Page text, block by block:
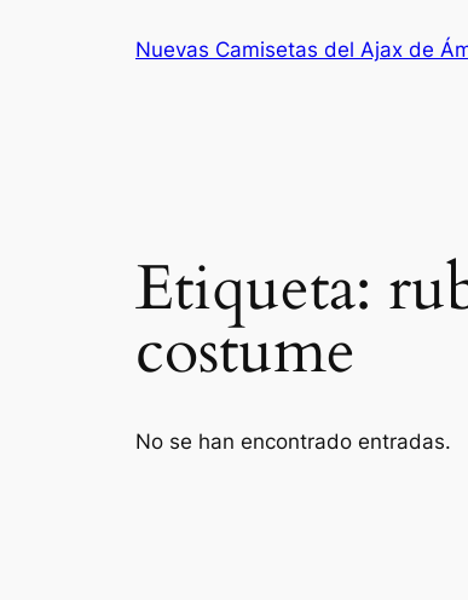
Nuevas Camisetas del Ajax de
Etiqueta:
costume
No se han encontrado entradas.